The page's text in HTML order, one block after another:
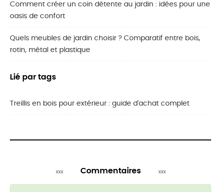
Comment créer un coin détente au jardin : idées pour une
oasis de confort
Quels meubles de jardin choisir ? Comparatif entre bois,
rotin, métal et plastique
Lié par tags
Treillis en bois pour extérieur : guide d'achat complet
Commentaires